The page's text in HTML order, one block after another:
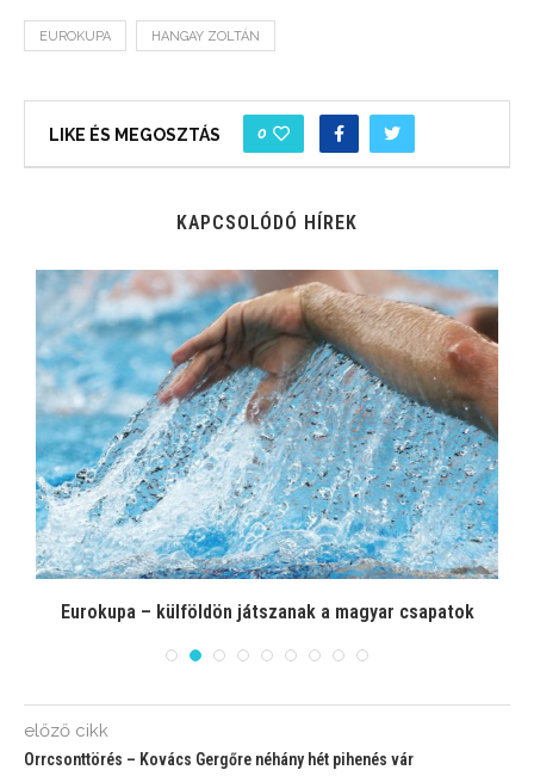
EUROKUPA HANGAY ZOLTÁN
LIKE ÉS MEGOSZTÁS 0
KAPCSOLÓDÓ HÍREK
Eurokupa – külföldön játszanak a magyar csapatok
előző cikk
Orrcsonttörés – Kovács Gergőre néhány hét pihenés vár